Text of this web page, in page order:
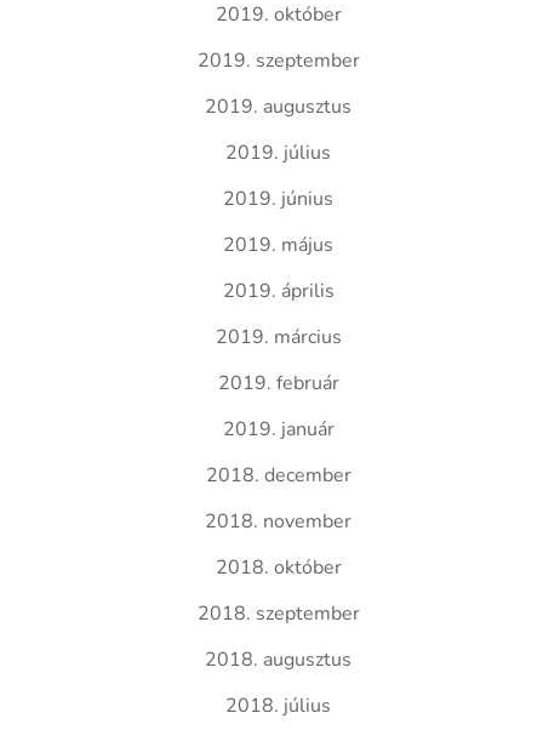
2019. október
2019. szeptember
2019. augusztus
2019. július
2019. június
2019. május
2019. április
2019. március
2019. február
2019. január
2018. december
2018. november
2018. október
2018. szeptember
2018. augusztus
2018. július